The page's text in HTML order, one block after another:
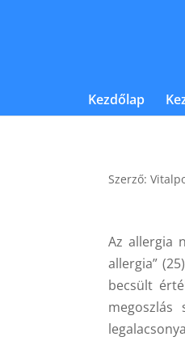
Kezdőlap
Szerző:
Az allergia
allergia”
becsült